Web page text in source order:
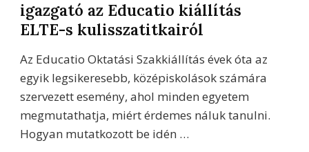
igazgató az Educatio kiállítás
ELTE-s kulisszatitkairól
Az Educatio Oktatási Szakkiállítás évek óta az
egyik legsikeresebb, középiskolások számára
szervezett esemény, ahol minden egyetem
megmutathatja, miért érdemes náluk tanulni.
Hogyan mutatkozott be idén …